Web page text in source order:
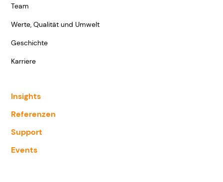
Team
Werte, Qualität und Umwelt
Geschichte
Karriere
Insights
Referenzen
Support
Events